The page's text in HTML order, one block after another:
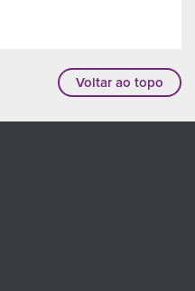
Voltar ao topo